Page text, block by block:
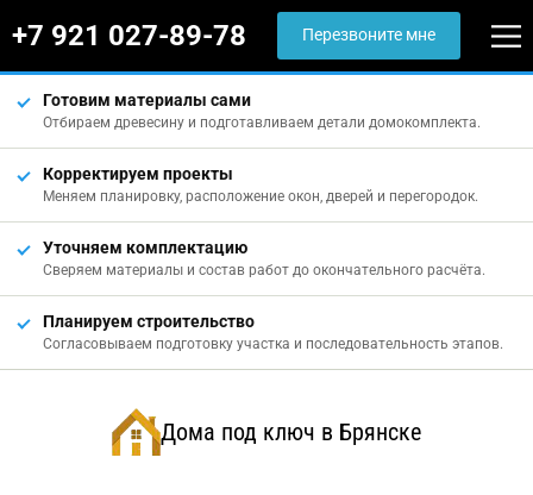
+7 921 027-89-78 Перезвоните мне
Готовим материалы сами
Отбираем древесину и подготавливаем детали домокомплекта.
Корректируем проекты
Меняем планировку, расположение окон, дверей и перегородок.
Уточняем комплектацию
Сверяем материалы и состав работ до окончательного расчёта.
Планируем строительство
Согласовываем подготовку участка и последовательность этапов.
Дома под ключ в Брянске